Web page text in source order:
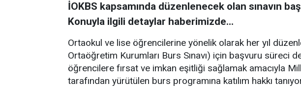
İOKBS kapsamında düzenlenecek olan sınavın
Konuyla ilgili detaylar haberimizde...
Ortaokul ve lise öğrencilerine yönelik olarak her yıl
Ortaöğretim Kurumları Burs Sınavı) için başvuru süreci
öğrencilere fırsat ve imkan eşitliği sağlamak amacıyla
tarafından yürütülen burs programına katılım hakkı